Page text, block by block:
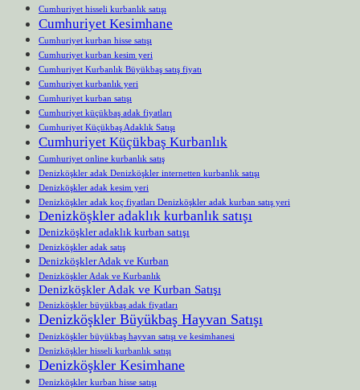
Cumhuriyet hisseli kurbanlık satışı
Cumhuriyet Kesimhane
Cumhuriyet kurban hisse satışı
Cumhuriyet kurban kesim yeri
Cumhuriyet Kurbanlık Büyükbaş satış fiyatı
Cumhuriyet kurbanlık yeri
Cumhuriyet kurban satışı
Cumhuriyet küçükbaş adak fiyatları
Cumhuriyet Küçükbaş Adaklık Satışı
Cumhuriyet Küçükbaş Kurbanlık
Cumhuriyet online kurbanlık satış
Denizköşkler adak Denizköşkler internetten kurbanlık satışı
Denizköşkler adak kesim yeri
Denizköşkler adak koç fiyatları Denizköşkler adak kurban satış yeri
Denizköşkler adaklık kurbanlık satışı
Denizköşkler adaklık kurban satışı
Denizköşkler adak satış
Denizköşkler Adak ve Kurban
Denizköşkler Adak ve Kurbanlık
Denizköşkler Adak ve Kurban Satışı
Denizköşkler büyükbaş adak fiyatları
Denizköşkler Büyükbaş Hayvan Satışı
Denizköşkler büyükbaş hayvan satışı ve kesimhanesi
Denizköşkler hisseli kurbanlık satışı
Denizköşkler Kesimhane
Denizköşkler kurban hisse satışı